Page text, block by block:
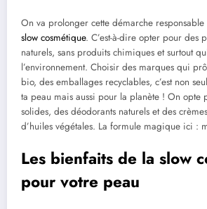
On va prolonger cette démarche
slow cosmétique. C’est-à-dire opter pour des
naturels, sans produits chimiques et surtout
l’environnement. Choisir des marques qui
bio, des emballages recyclables, c’est non
ta peau mais aussi pour la planète ! On opte
solides, des déodorants naturels et des
d’huiles végétales. La formule magique ici :
Les bienfaits de la slow
pour votre peau